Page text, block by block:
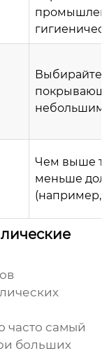
Выбирайте
небольшим
Чем выше
меньше
(например,
часто самый
больших